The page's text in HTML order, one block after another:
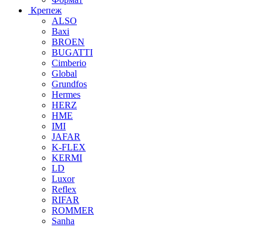
Крепеж
ALSO
Baxi
BROEN
BUGATTI
Cimberio
Global
Grundfos
Hermes
HERZ
HME
IMI
JAFAR
K-FLEX
KERMI
LD
Luxor
Reflex
RIFAR
ROMMER
Sanha